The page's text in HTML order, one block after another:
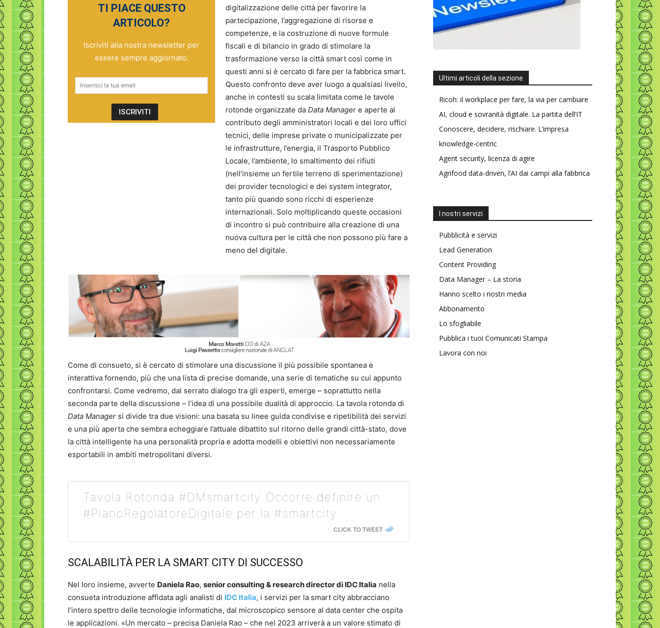
TI PIACE QUESTO
ARTICOLO?
Iscriviti alla nostra newsletter per
essere sempre aggiornato.
digitalizzazione delle città per favorire la
partecipazione, l’aggregazione di risorse e
competenze, e la costruzione di nuove formule
fiscali e di bilancio in grado di stimolare la
trasformazione verso la città smart così come in
questi anni si è cercato di fare per la fabbrica smart.
Questo confronto deve aver luogo a qualsiasi livello,
anche in contesti su scala limitata come le tavole
rotonde organizzate da Data Manager e aperte al
contributo degli amministratori locali e dei loro uffici
tecnici, delle imprese private o municipalizzate per
le infrastrutture, l’energia, il Trasporto Pubblico
Locale, l’ambiente, lo smaltimento dei rifiuti
(nell’insieme un fertile terreno di sperimentazione)
dei provider tecnologici e dei system integrator,
tanto più quando sono ricchi di esperienze
internazionali. Solo moltiplicando queste occasioni
di incontro si può contribuire alla creazione di una
nuova cultura per le città che non possono più fare a
meno del digitale.
Come di consueto, si è cercato di stimolare una discussione il più possibile spontanea e
interattiva fornendo, più che una lista di precise domande, una serie di tematiche su cui appunto
confrontarsi. Come vedremo, dal serrato dialogo tra gli esperti, emerge – soprattutto nella
seconda parte della discussione – l’idea di una possibile dualità di approccio. La tavola rotonda di
Data Manager si divide tra due visioni: una basata su linee guida condivise e ripetibilità dei servizi
e una più aperta che sembra echeggiare l’attuale dibattito sul ritorno delle grandi città-stato, dove
la città intelligente ha una personalità propria e adotta modelli e obiettivi non necessariamente
esportabili in ambiti metropolitani diversi.
Tavola Rotonda #DMsmartcity Occorre definire un
#PianoRegolatoreDigitale per la #smartcity
CLICK TO TWEET
SCALABILITÀ PER LA SMART CITY DI SUCCESSO
Nel loro insieme, avverte Daniela Rao, senior consulting & research director di IDC Italia nella
consueta introduzione affidata agli analisti di IDC Italia, i servizi per la smart city abbracciano
l’intero spettro delle tecnologie informatiche, dal microscopico sensore al data center che ospita
le applicazioni. «Un mercato – precisa Daniela Rao – che nel 2023 arriverà a un valore stimato di
Ultimi articoli della sezione
Ricoh: il workplace per fare, la via per cambiare
AI, cloud e sovranità digitale. La partita dell’IT
Conoscere, decidere, rischiare. L’impresa
knowledge-centric
Agent security, licenza di agire
Agrifood data-driven, l’AI dai campi alla fabbrica
I nostri servizi
Pubblicità e servizi
Lead Generation
Content Providing
Data Manager – La storia
Hanno scelto i nostri media
Abbonamento
Lo sfogliabile
Pubblica i tuoi Comunicati Stampa
Lavora con noi